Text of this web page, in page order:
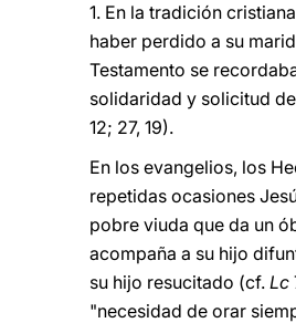
1. En la tradición
haber perdido a su
Testamento se
solidaridad y solicitud
12; 27, 19).
En los evangelios, los
repetidas ocasiones
pobre viuda que da un
acompaña a su hijo
su hijo resucitado (cf. Lc
"necesidad de orar